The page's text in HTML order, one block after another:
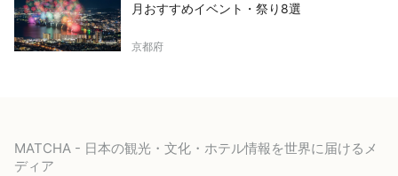
月おすすめイベント・祭り8選
京都府
MATCHA - 日本の観光・文化・ホテル情報を世界に届けるメ
ディア